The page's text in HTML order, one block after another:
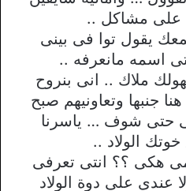
على مشاكل ..
يقول توا فى بينى
اسمه مانعرفه ..
ملاك .. انى بنروح
جنبها وتعاونيهم صبح
حتى شوف … ياسرنا
الولاد ..
هكى ؟؟ انتى تعرفى
عندى على دوة الولاد